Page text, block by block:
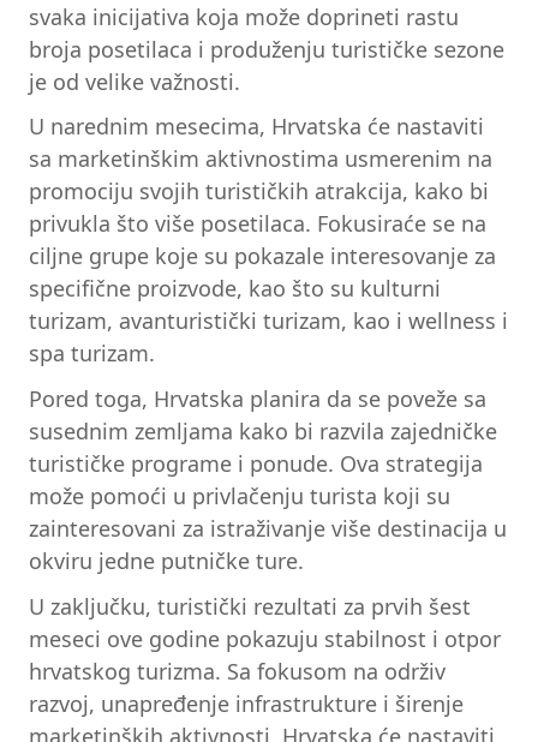
svaka inicijativa koja može doprineti rastu
broja posetilaca i produženju turističke sezone
je od velike važnosti.
U narednim mesecima, Hrvatska će nastaviti
sa marketinškim aktivnostima usmerenim na
promociju svojih turističkih atrakcija, kako bi
privukla što više posetilaca. Fokusiraće se na
ciljne grupe koje su pokazale interesovanje za
specifične proizvode, kao što su kulturni
turizam, avanturistički turizam, kao i wellness i
spa turizam.
Pored toga, Hrvatska planira da se poveže sa
susednim zemljama kako bi razvila zajedničke
turističke programe i ponude. Ova strategija
može pomoći u privlačenju turista koji su
zainteresovani za istraživanje više destinacija u
okviru jedne putničke ture.
U zaključku, turistički rezultati za prvih šest
meseci ove godine pokazuju stabilnost i otpor
hrvatskog turizma. Sa fokusom na održiv
razvoj, unapređenje infrastrukture i širenje
marketinških aktivnosti, Hrvatska će nastaviti